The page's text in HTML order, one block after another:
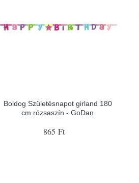
Boldog Születésnapot girland 180
cm rózsaszín - GoDan
865 Ft